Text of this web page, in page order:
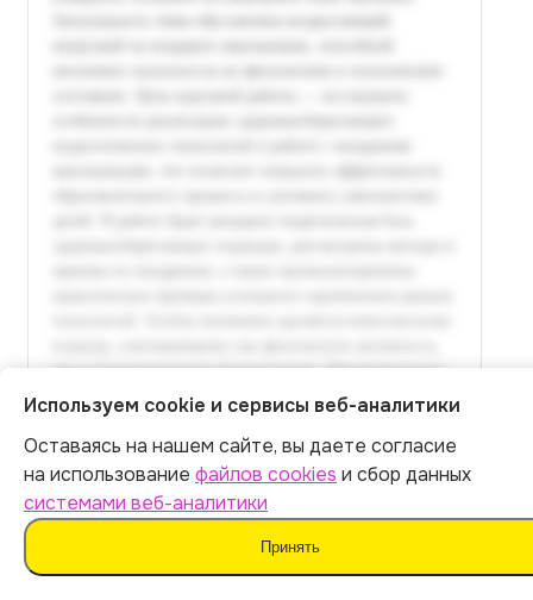
Итог:449р.
Оплатить
Используем cookie и сервисы веб-аналитики
Оставаясь на нашем сайте, вы даете согласие
на использование файлов cookies и сбор данных
системами веб-аналитики
Принять